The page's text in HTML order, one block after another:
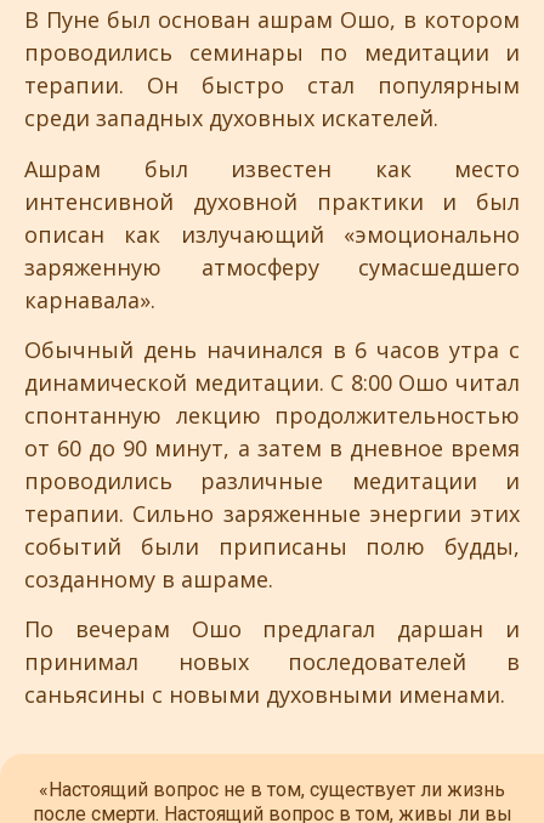
В Пуне был основан ашрам Ошо, в котором
проводились семинары по медитации и
терапии. Он быстро стал популярным
среди западных духовных искателей.
Ашрам был известен как место
интенсивной духовной практики и был
описан как излучающий «эмоционально
заряженную атмосферу сумасшедшего
карнавала».
Обычный день начинался в 6 часов утра с
динамической медитации. С 8:00 Ошо читал
спонтанную лекцию продолжительностью
от 60 до 90 минут, а затем в дневное время
проводились различные медитации и
терапии. Сильно заряженные энергии этих
событий были приписаны полю будды,
созданному в ашраме.
По вечерам Ошо предлагал даршан и
принимал новых последователей в
саньясины с новыми духовными именами.
«Настоящий вопрос не в том, существует ли жизнь
после смерти. Настоящий вопрос в том, живы ли вы